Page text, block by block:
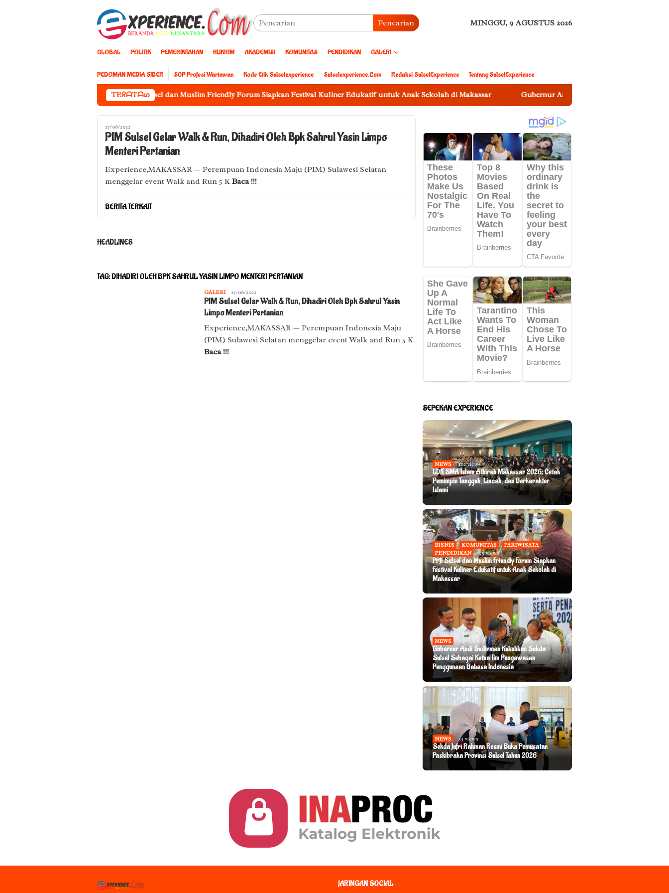
Pencarian MINGGU, 9 AGUSTUS 2026
GLOBAL POLITIK PEMERINTAHAN HUKRIM AKADEMISI KOMUNITAS PENDIDIKAN GALERI
PEDOMAN MEDIA SIBER S0P Profesi Wartawan Kode Etik Sulselexperience Sulselexperience.com Redaksi SulselExperience Tentang SulselExperience
TEᖇᗩTᗩᔕ
PPJI Sulsel dan Muslim Friendly Forum Siapkan Festival Kuliner Edukatif untuk Anak Sekolah di Makassar Gubernur Andi Sudirman Kukuhkan Sekda Sulsel
27/06/2022
PIM Sulsel Gelar Walk & Run, Dihadiri Oleh Bpk Sahrul Yasin Limpo
Menteri Pertanian
Experience,MAKASSAR — Perempuan Indonesia Maju (PIM) Sulawesi Selatan
menggelar event Walk and Run 5 K Baca !!!
BERITA TERKAIT
HEADLINES
TAG:DIHADIRI OLEH BPK SAHRUL YASIN LIMPO MENTERI PERTANIAN
GALERI
Dg.
Nai
27/06/2022
PIM Sulsel Gelar Walk & Run, Dihadiri Oleh Bpk Sahrul Yasin
Limpo Menteri Pertanian
Experience,MAKASSAR — Perempuan Indonesia Maju
(PIM) Sulawesi Selatan menggelar event Walk and Run 5 K
Baca !!!
SEPEKAN EXPERIENCE
NEWS 102 views
LDK SMA Islam Athirah Makassar 2026: Cetak
Pemimpin Tangguh, Lincah, dan Berkarakter
Islami
BISNIS , KOMUNITAS , PARIWISATA ,
PENDIDIKAN
95 views
PPJI Sulsel dan Muslim Friendly Forum Siapkan
Festival Kuliner Edukatif untuk Anak Sekolah di
Makassar
NEWS 60 views
Gubernur Andi Sudirman Kukuhkan Sekda
Sulsel Sebagai Ketua Tim Pengawasan
Penggunaan Bahasa Indonesia
NEWS 53 views
Sekda Jufri Rahman Resmi Buka Pemusatan
Paskibraka Provinsi Sulsel Tahun 2026
JARINGAN SOCIAL